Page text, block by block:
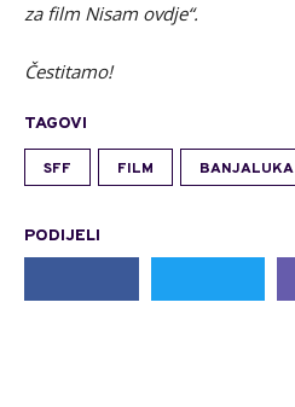
za film Nisam ovdje“.
Čestitamo!
TAGOVI
SFF FILM BANJALUKA
PODIJELI